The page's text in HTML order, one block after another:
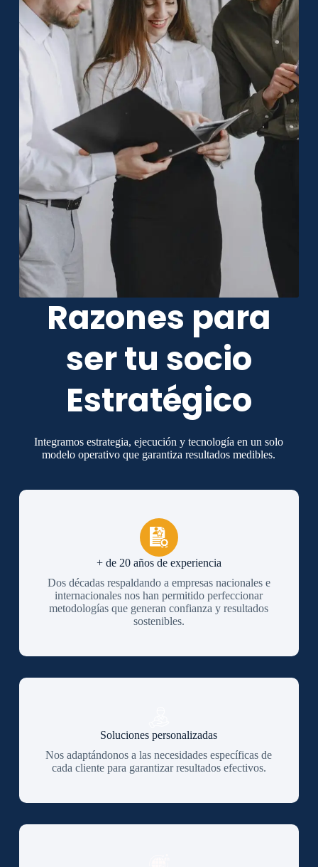
Razones para
ser tu socio
Estratégico
Integramos estrategia, ejecución y tecnología en un solo
modelo operativo que garantiza resultados medibles.
+ de 20 años de experiencia
Dos décadas respaldando a empresas nacionales e
internacionales nos han permitido perfeccionar
metodologías que generan confianza y resultados
sostenibles.
Soluciones personalizadas
Nos adaptándonos a las necesidades específicas de
cada cliente para garantizar resultados efectivos.